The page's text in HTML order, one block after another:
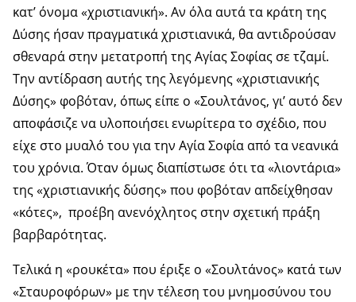
κατ’ όνομα «χριστιανική». Αν όλα αυτά τα κράτη της
Δύσης ήσαν πραγματικά χριστιανικά, θα αντιδρούσαν
σθεναρά στην μετατροπή της Αγίας Σοφίας σε τζαμί.
Την αντίδραση αυτής της λεγόμενης «χριστιανικής
Δύσης» φοβόταν, όπως είπε ο «Σουλτάνος, γι’ αυτό δεν
αποφάσιζε να υλοποιήσει ενωρίτερα το σχέδιο, που
είχε στο μυαλό του για την Αγία Σοφία από τα νεανικά
του χρόνια. Όταν όμως διαπίστωσε ότι τα «λιοντάρια»
της «χριστιανικής δύσης» που φοβόταν απδείχθησαν
«κότες», προέβη ανενόχλητος στην σχετική πράξη
βαρβαρότητας.
Τελικά η «ρουκέτα» που έριξε ο «Σουλτάνος» κατά των
«Σταυροφόρων» με την τέλεση του μνημοσύνου του